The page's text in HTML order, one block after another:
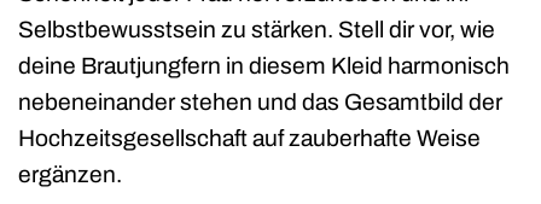
Selbstbewusstsein zu stärken. Stell dir vor, wie
deine Brautjungfern in diesem Kleid harmonisch
nebeneinander stehen und das Gesamtbild der
Hochzeitsgesellschaft auf zauberhafte Weise
ergänzen.